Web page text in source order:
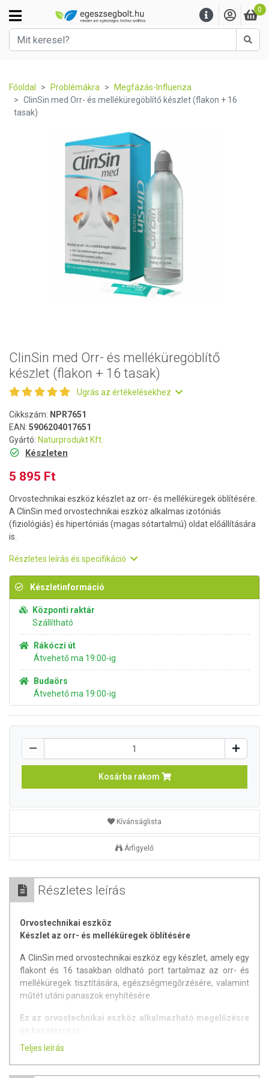
0
Főoldal Problémákra
Megfázás-Influenza
ClinSin med Orr- és melléküregöblítő készlet (flakon + 16
tasak)
ClinSin med Orr- és melléküregöblítő
készlet (flakon + 16 tasak)
Ugrás az értékelésekhez
Cikkszám: NPR7651
EAN: 5906204017651
Gyártó: Naturprodukt Kft.
Készleten
5 895 Ft
Orvostechnikai eszköz készlet az orr- és melléküregek öblítésére.
A ClinSin med orvostechnikai eszköz alkalmas izotóniás
(fiziológiás) és hipertóniás (magas sótartalmú) oldat előállítására
is.
Részletes leírás és specifikáció
Készletinformáció
Központi raktár
Szállítható
Rákóczi út
Átvehető ma 19:00-ig
Budaörs
Átvehető ma 19:00-ig
Kosárba rakom
Kívánságlista
Árfigyelő
Részletes leírás
Orvostechnikai eszköz
Készlet az orr- és melléküregek öblítésére
A ClinSin med orvostechnikai eszköz egy készlet, amely egy
flakont és 16 tasakban oldható port tartalmaz az orr- és
melléküregek tisztítására, egészségmegőrzésére, valamint
műtét utáni panaszok enyhítésére.
Ez az orvostechnikai eszköz alkalmazható megelőzésre
szinuiszitisz (arcüreggyulladás),
különböző eredetű nátha (allergia, fertőzés),
Teljes leírás